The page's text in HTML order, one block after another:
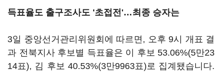
득표율도 출구조사도 '초접전'…최종 승자는
3일 중앙선거관리위원회에 따르면, 오후 9시 개표 결
과 전북지사 후보별 득표율은 이 후보 53.06%(5만23
14표), 김 후보 40.53%(3만9963표)로 집계됐습니다.